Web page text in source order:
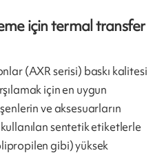
için termal transfer
(AXR serisi) baskı kalitesi
için en uygun
ve aksesuarların
sentetik etiketlerle
gibi) yüksek